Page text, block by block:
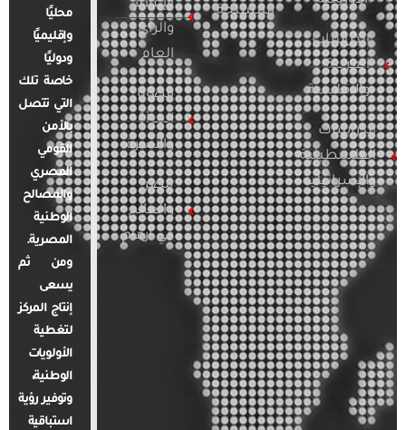
الدراسات
العربية
والإقليمية
الدراسات
الفلسطينية
والإسرائيلية
المسلحة
الإعلام
والرأي
العام
قضايا
المرأة
والأسرة
مصر
والعالم
في أرقام
محليًا
وإقليميًا
ودوليًا
خاصة تلك
التي تتصل
بالأمن
القومي
المصري
والمصالح
الوطنية
المصرية.
ومن ثم
يسعى
إنتاج المركز
لتغطية
الأولويات
الوطنية،
وتوفير رؤية
استباقية